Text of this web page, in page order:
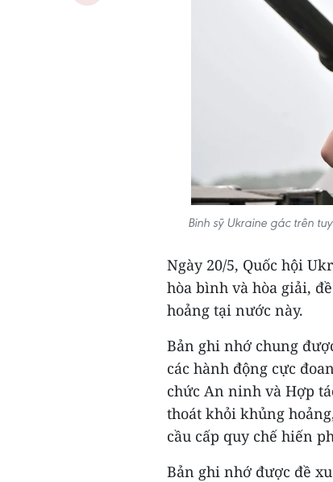
Binh sỹ Ukraine gác trên
Ngày 20/5, Quốc hội
hòa bình và hòa giải,
hoảng tại nước này.
Bản ghi nhớ chung
các hành động cực
chức An ninh và Hợp
thoát khỏi khủng
cầu cấp quy chế hiến
Bản ghi nhớ được đề